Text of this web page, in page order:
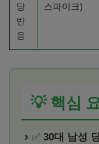
당
반
응
스파이크)
💡 핵심
✅ 30대 남성